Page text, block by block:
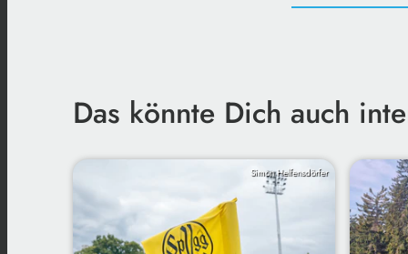
Das könnte Dich auch
Simon Helfensdörfer